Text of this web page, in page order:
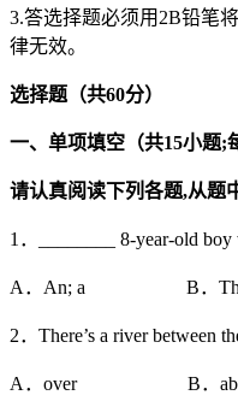
3.答选择题必须用2B铅笔
律无效。
选择题（共60分）
一、单项填空（共15小题;
请认真阅读下列各题,从题
1．________ 8-year-old
A．An; a B．
2．There’s a river between
A．over B．